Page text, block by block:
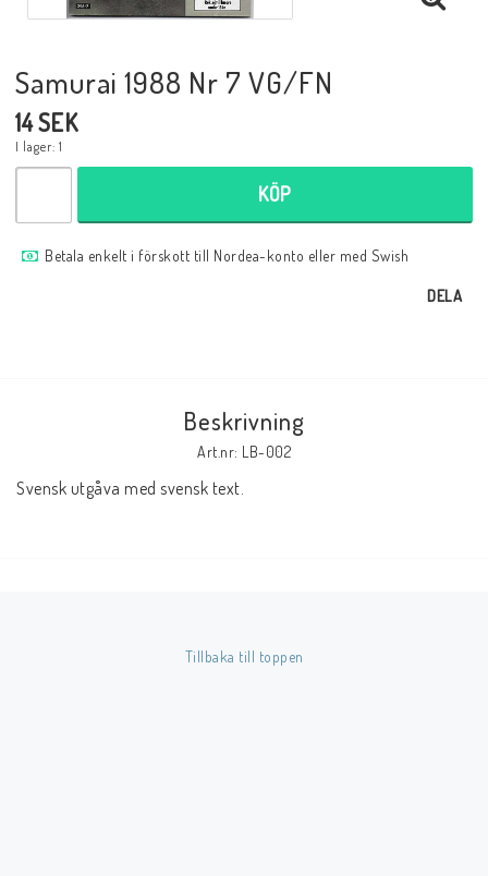
Samlartillbehör
Kontaktformulär
Betala enkelt i förskott till konto i Nordea eller med Swish.
Samurai 1988 Nr 7 VG/FN
14 SEK
I lager: 1
KÖP
Betala enkelt i förskott till Nordea-konto eller med Swish
DELA
Beskrivning
Art.nr: LB-002
Svensk utgåva med svensk text.
Tillbaka till toppen